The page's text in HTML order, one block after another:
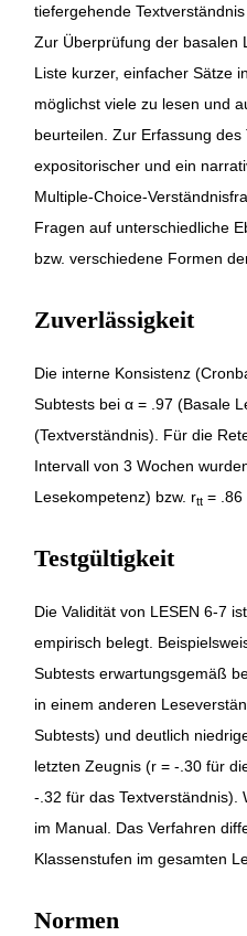
tiefergehende
Zur Überprüfung der basalen
Liste kurzer, einfacher Sätze
möglichst viele zu lesen und
beurteilen. Zur Erfassung
expositorischer und ein
Multiple-Choice-
Fragen auf unterschiedliche
bzw. verschiedene Formen
Zuverlässigkeit
Die interne Konsistenz
Subtests bei α = .97 (Basale
(Textverständnis). Für die
Intervall von 3 Wochen
Lesekompetenz) bzw. rtt = .86
Testgültigkeit
Die Validität von LESEN 6-7
empirisch belegt.
Subtests erwartungsgemäß
in einem anderen
Subtests) und deutlich
letzten Zeugnis (r = -.30 für
-.32 für das Textverständnis).
im Manual. Das Verfahren
Klassenstufen im gesamten
Normen